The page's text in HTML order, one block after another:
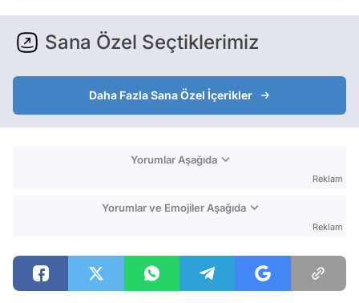
Sana Özel Seçtiklerimiz
Daha Fazla Sana Özel İçerikler
Yorumlar Aşağıda
Reklam
Yorumlar ve Emojiler Aşağıda
Reklam